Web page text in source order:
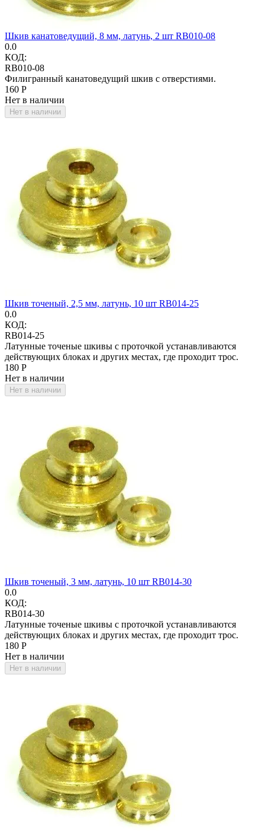
Шкив канатоведущий, 8 мм, латунь, 2 шт RB010-08
0.0
КОД:
RB010-08
Филигранный канатоведущий шкив с отверстиями.
‍160‍ Р
Нет в наличии
Нет в наличии
Шкив точеный, 2,5 мм, латунь, 10 шт RB014-25
0.0
КОД:
RB014-25
Латунные точеные шкивы с проточкой устанавливаются
действующих блоках и других местах, где проходит трос.
‍180‍ Р
Нет в наличии
Нет в наличии
Шкив точеный, 3 мм, латунь, 10 шт RB014-30
0.0
КОД:
RB014-30
Латунные точеные шкивы с проточкой устанавливаются
действующих блоках и других местах, где проходит трос.
‍180‍ Р
Нет в наличии
Нет в наличии